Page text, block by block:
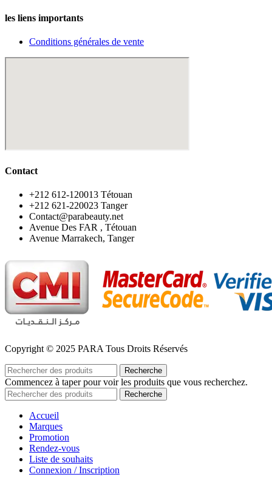
les liens importants
Conditions générales de vente
Contact
‪+212 612-120013 Tétouan
‪+212 621-220023 Tanger
Contact@parabeauty.net
Avenue Des FAR , Tétouan
Avenue Marrakech, Tanger
Copyright © 2025 PARA Tous Droits Réservés
Recherche
Commencez à taper pour voir les produits que vous recherchez.
Recherche
Accueil
Marques
Promotion
Rendez-vous
Liste de souhaits
Connexion / Inscription